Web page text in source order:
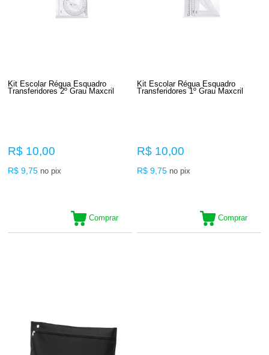
Kit Escolar Régua Esquadro
Transferidores 2º Grau Maxcril
R$ 10,00
R$ 9,75 no pix
Comprar
Kit Escolar Régua Esquadro
Transferidores 1º Grau Maxcril
R$ 10,00
R$ 9,75 no pix
Comprar